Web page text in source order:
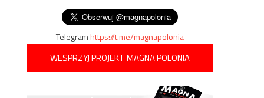
Telegramhttps://t.me/magnapolonia
WESPRZYJ PROJEKT MAGNA POLONIA